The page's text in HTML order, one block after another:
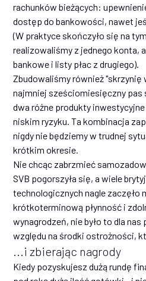
rachunków bieżących:
dostęp do bankowości, nawet
(W praktyce skończyło się na
realizowaliśmy z jednego konta,
bankowe i listy płac z drugiego).
Zbudowaliśmy również "skrzynię
najmniej sześciomiesięczny pas
dwa różne produkty
niskim ryzyku. Ta kombinacja
nigdy nie będziemy w trudnej
krótkim okresie.
Nie chcąc zabrzmieć
SVB pogorszyła się, a wiele
technologicznych nagle zaczęło
krótkoterminową płynność i
wynagrodzeń, nie było to dla nas
względu na środki ostrożności,
...i zbierając nagrody
Kiedy pozyskujesz dużą rundę